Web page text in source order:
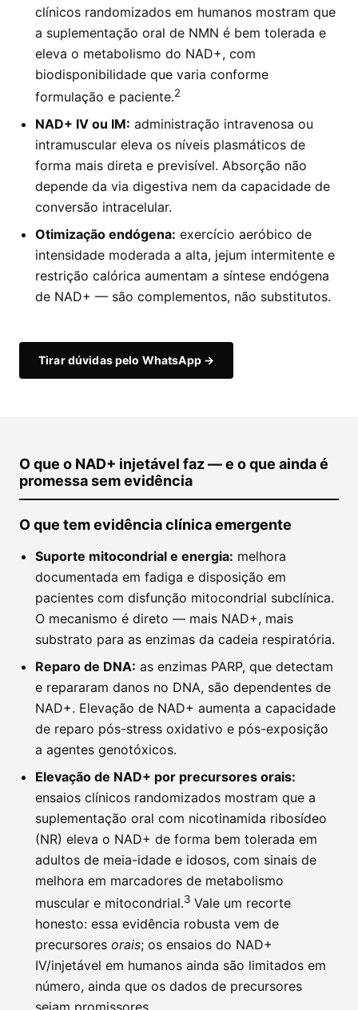
clínicos randomizados em humanos mostram que
a suplementação oral de NMN é bem tolerada e
eleva o metabolismo do NAD+, com
biodisponibilidade que varia conforme
formulação e paciente.2
NAD+ IV ou IM: administração intravenosa ou
intramuscular eleva os níveis plasmáticos de
forma mais direta e previsível. Absorção não
depende da via digestiva nem da capacidade de
conversão intracelular.
Otimização endógena: exercício aeróbico de
intensidade moderada a alta, jejum intermitente e
restrição calórica aumentam a síntese endógena
de NAD+ — são complementos, não substitutos.
Tirar dúvidas pelo WhatsApp →
O que o NAD+ injetável faz — e o que ainda é
promessa sem evidência
O que tem evidência clínica emergente
Suporte mitocondrial e energia: melhora
documentada em fadiga e disposição em
pacientes com disfunção mitocondrial subclínica.
O mecanismo é direto — mais NAD+, mais
substrato para as enzimas da cadeia respiratória.
Reparo de DNA: as enzimas PARP, que detectam
e repararam danos no DNA, são dependentes de
NAD+. Elevação de NAD+ aumenta a capacidade
de reparo pós-stress oxidativo e pós-exposição
a agentes genotóxicos.
Elevação de NAD+ por precursores orais:
ensaios clínicos randomizados mostram que a
suplementação oral com nicotinamida ribosídeo
(NR) eleva o NAD+ de forma bem tolerada em
adultos de meia-idade e idosos, com sinais de
melhora em marcadores de metabolismo
muscular e mitocondrial.3 Vale um recorte
honesto: essa evidência robusta vem de
precursores orais; os ensaios do NAD+
IV/injetável em humanos ainda são limitados em
número, ainda que os dados de precursores